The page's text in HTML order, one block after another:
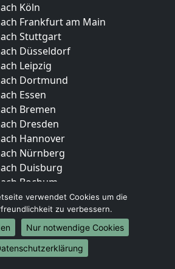
Köln
Frankfurt am Main
Stuttgart
Düsseldorf
Leipzig
Dortmund
Essen
Bremen
Dresden
Hannover
Nürnberg
Duisburg
Bochum
Wuppertal
Bielefeld
Bonn
Münster
verwendet Cookies um die
zu verbessern.
Nur notwendige Cookies